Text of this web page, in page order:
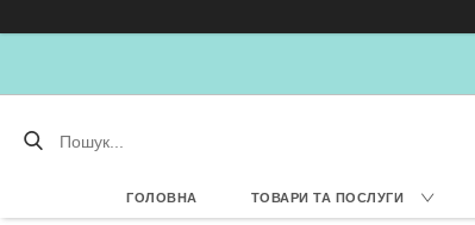
ГОЛОВНА ТОВАРИ ТА ПОСЛУГИ